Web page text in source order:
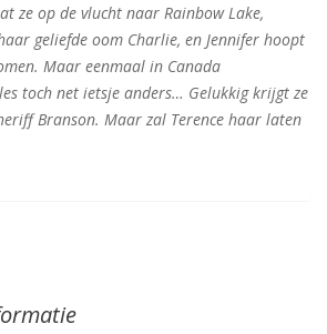
ze op de vlucht naar Rainbow Lake,
geliefde oom Charlie, en Jennifer hoopt
Maar eenmaal in Canada
toch net ietsje anders… Gelukkig krijgt ze
Branson. Maar zal Terence haar laten